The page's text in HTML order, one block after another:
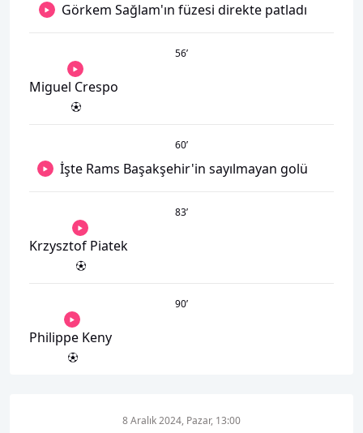
Görkem Sağlam'ın füzesi direkte patladı
56’
Miguel Crespo
60’
İşte Rams Başakşehir'in sayılmayan golü
83’
Krzysztof Piatek
90’
Philippe Keny
8 Aralık 2024, Pazar, 13:00